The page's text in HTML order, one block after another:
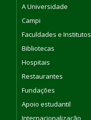
A Universidade
Campi
Faculdades e Institutos
Bibliotecas
Hospitais
Restaurantes
Fundações
Apoio estudantil
Internacionalização